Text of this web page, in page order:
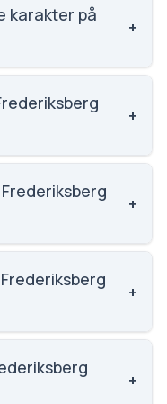
karakter på
+
Skole er
+
5787 7110.
1, 4180
+
er 4 ud af 5,
er baseret på
+
er 3.6 ud af 5,
er baseret på
+